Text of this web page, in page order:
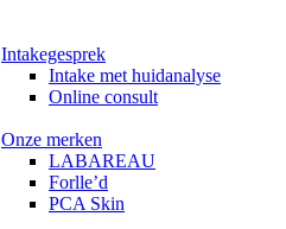
Intakegesprek
Intake met huidanalyse
Online consult
Onze merken
LABAREAU
Forlle’d
PCA Skin